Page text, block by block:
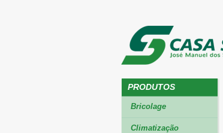
PRODUTOS
Bricolage
Climatização